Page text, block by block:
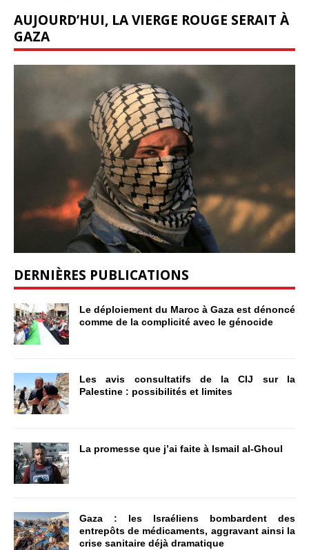
AUJOURD’HUI, LA VIERGE ROUGE SERAIT À
GAZA
DERNIÈRES PUBLICATIONS
Le déploiement du Maroc à Gaza est dénoncé
comme de la complicité avec le génocide
Les avis consultatifs de la CIJ sur la
Palestine : possibilités et limites
La promesse que j’ai faite à Ismail al-Ghoul
Gaza : les Israéliens bombardent des
entrepôts de médicaments, aggravant ainsi la
crise sanitaire déjà dramatique